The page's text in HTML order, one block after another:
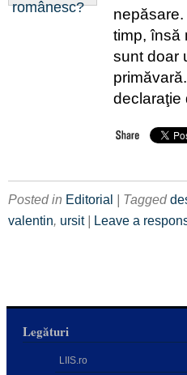
timp, însă
sunt doar
Posted in Editorial | Tagged
valentin, ursit| Leave a
Legături
LIIS.ro